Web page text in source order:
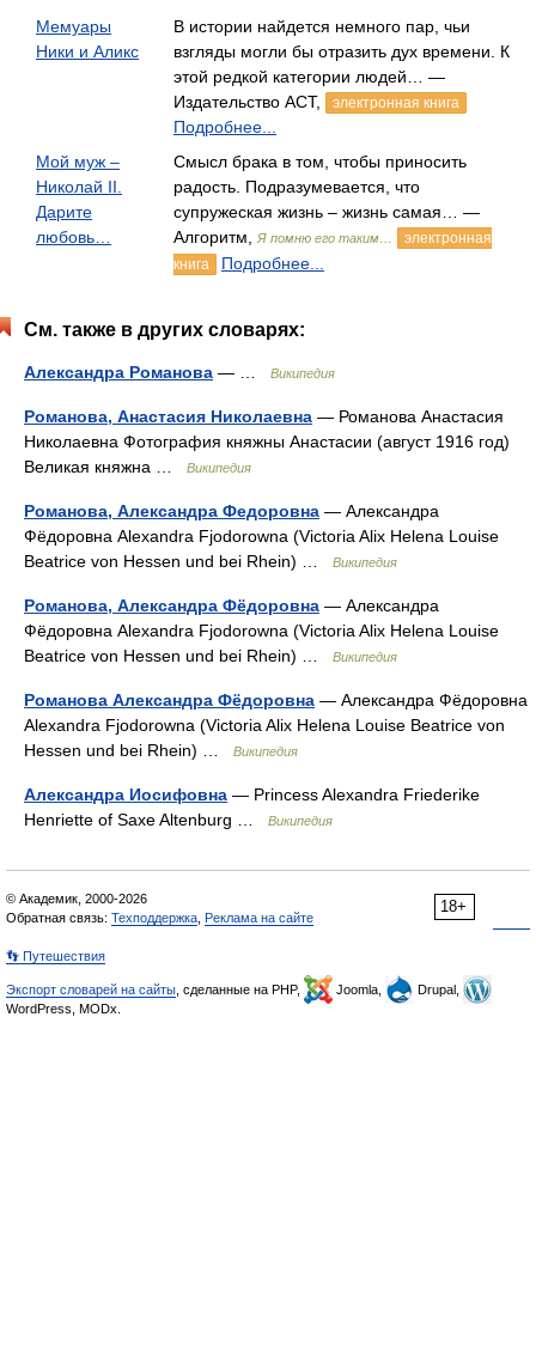
Мемуары
Ники и Аликс
В истории найдется немного пар, чьи
взгляды могли бы отразить дух времени. К
этой редкой категории людей… —
Издательство АСТ,
электронная книга
Подробнее...
Мой муж –
Николай II.
Дарите
любовь…
Смысл брака в том, чтобы приносить
радость. Подразумевается, что
супружеская жизнь – жизнь самая… —
Алгоритм,
Я помню его таким…
электронная
книга
Подробнее...
См. также в других словарях:
Александра Романова — … Википедия
Романова, Анастасия Николаевна — Романова Анастасия
Николаевна Фотография княжны Анастасии (август 1916 год)
Великая княжна …
Википедия
Романова, Александра Федоровна — Александра
Фёдоровна Alexandra Fjodorowna (Victoria Alix Helena Louise
Beatrice von Hessen und bei Rhein) …
Википедия
Романова, Александра Фёдоровна — Александра
Фёдоровна Alexandra Fjodorowna (Victoria Alix Helena Louise
Beatrice von Hessen und bei Rhein) …
Википедия
Романова Александра Фёдоровна — Александра Фёдоровна
Alexandra Fjodorowna (Victoria Alix Helena Louise Beatrice von
Hessen und bei Rhein) …
Википедия
Александра Иосифовна — Princess Alexandra Friederike
Henriette of Saxe Altenburg …
Википедия
18+
© Академик, 2000-2026
Обратная связь: Техподдержка Реклама на сайте
👣 Путешествия
Экспорт словарей на сайты , сделанные на PHP, Joomla,
Drupal,
WordPress, MODx.